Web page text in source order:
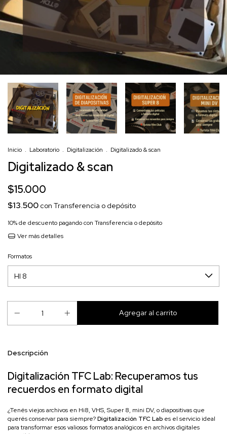
Inicio . Laboratorio . Digitalización . Digitalizado & scan
Digitalizado & scan
$15.000
$13.500 con Transferencia o depósito
10% de descuento pagando con Transferencia o depósito
Ver más detalles
Formatos
Descripción
Digitalización TFC Lab: Recuperamos tus
recuerdos en formato digital
¿Tenés viejos archivos en Hi8, VHS, Super 8, mini DV, o diapositivas que
querés conservar para siempre?Digitalización TFC Lab es el servicio ideal
para transformar esos valiosos formatos analógicos en archivos digitales